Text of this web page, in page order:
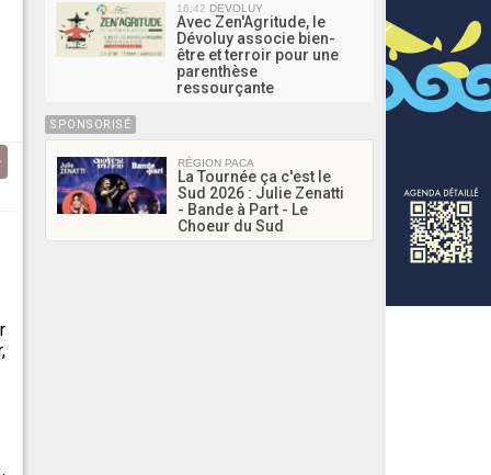
16:42 DEVOLUY
Avec Zen'Agritude, le
Dévoluy associe bien-
être et terroir pour une
parenthèse
ressourçante
SPONSORISÉ
RÉGION PACA
La Tournée ça c'est le
Sud 2026 : Julie Zenatti
- Bande à Part - Le
Choeur du Sud